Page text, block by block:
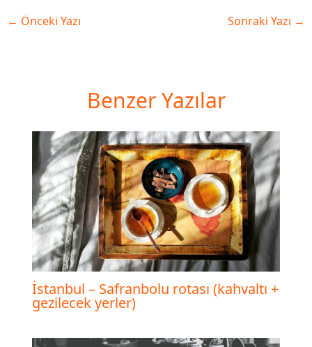
← Önceki Yazı Sonraki Yazı →
Benzer Yazılar
İstanbul – Safranbolu rotası (kahvaltı +
gezilecek yerler)